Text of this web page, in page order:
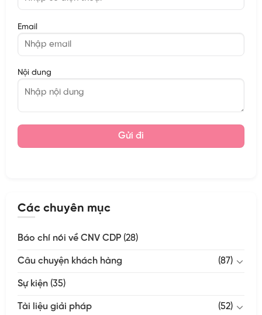
Email
Nội dung
Các chuyên mục
Báo chí nói về CNV CDP(28)
Câu chuyện khách hàng (87)
Sự kiện(35)
Tài liệu giải pháp (52)